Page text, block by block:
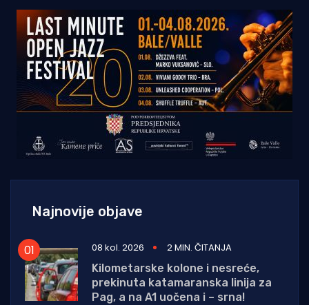
Najnovije objave
08 kol. 2026
2 MIN. ČITANJA
Kilometarske kolone i nesreće,
prekinuta katamaranska linija za
Pag, a na A1 uočena i – srna!